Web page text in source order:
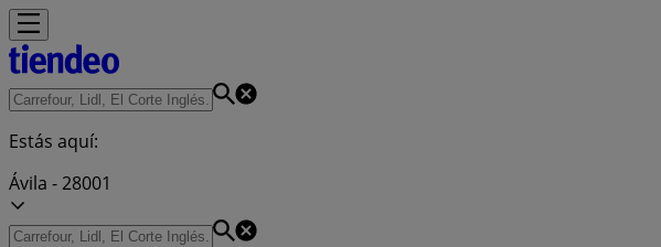
Estás aquí:
Ávila - 28001